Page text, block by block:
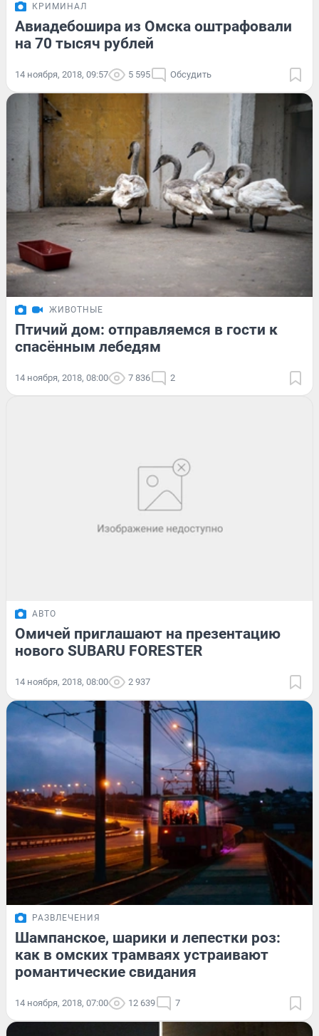
КРИМИНАЛ
Авиадебошира из Омска оштрафовали
на 70 тысяч рублей
14 ноября, 2018, 09:57 5 595 Обсудить
ЖИВОТНЫЕ
Птичий дом: отправляемся в гости к
спасённым лебедям
14 ноября, 2018, 08:00 7 836 2
АВТО
Омичей приглашают на презентацию
нового SUBARU FORESTER
14 ноября, 2018, 08:00 2 937
РАЗВЛЕЧЕНИЯ
Шампанское, шарики и лепестки роз:
как в омских трамваях устраивают
романтические свидания
14 ноября, 2018, 07:00 12 639 7